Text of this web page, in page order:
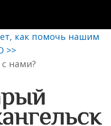
как помочь нашим
>>
нами?